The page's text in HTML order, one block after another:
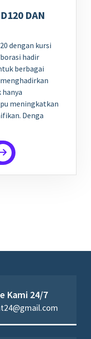
DAN
dengan kursi
hadir
berbagai
meningkatkan
Denga
Kami 24/7